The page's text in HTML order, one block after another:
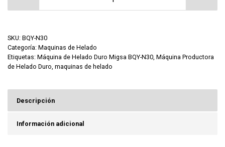
SKU: BQY-N30
Categoría: Maquinas de Helado
Etiquetas: Máquina de Helado Duro Migsa BQY-N30, Máquina Productora
de Helado Duro, maquinas de helado
Descripción
Información adicional